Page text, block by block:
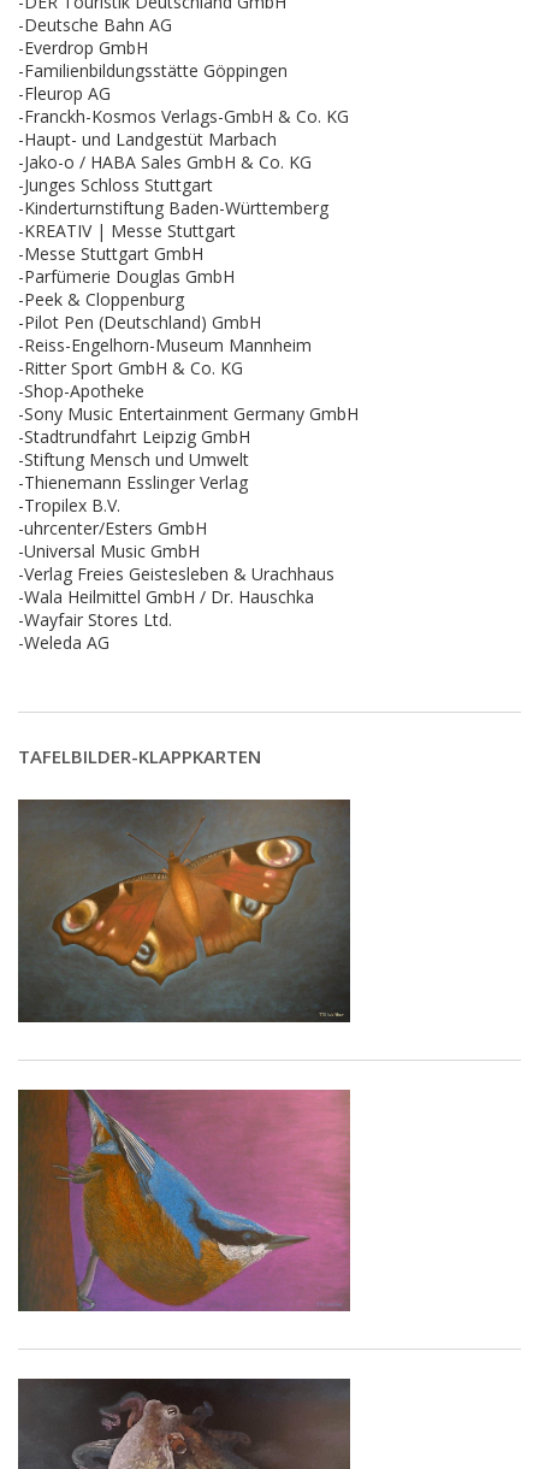
-Deutsche Bahn AG
-Everdrop GmbH
-Familienbildungsstätte Göppingen
-Fleurop AG
-Franckh-Kosmos Verlags-GmbH & Co. KG
-Haupt- und Landgestüt Marbach
-Jako-o / HABA Sales GmbH & Co. KG
-Junges Schloss Stuttgart
-Kinderturnstiftung Baden-Württemberg
-KREATIV | Messe Stuttgart
-Messe Stuttgart GmbH
-Parfümerie Douglas GmbH
-Peek & Cloppenburg
-Pilot Pen (Deutschland) GmbH
-Reiss-Engelhorn-Museum Mannheim
-Ritter Sport GmbH & Co. KG
-Shop-Apotheke
-Sony Music Entertainment Germany GmbH
-Stadtrundfahrt Leipzig GmbH
-Stiftung Mensch und Umwelt
-Thienemann Esslinger Verlag
-Tropilex B.V.
-uhrcenter/Esters GmbH
-Universal Music GmbH
-Verlag Freies Geistesleben & Urachhaus
-Wala Heilmittel GmbH / Dr. Hauschka
-Wayfair Stores Ltd.
-Weleda AG
TAFELBILDER-KLAPPKARTEN